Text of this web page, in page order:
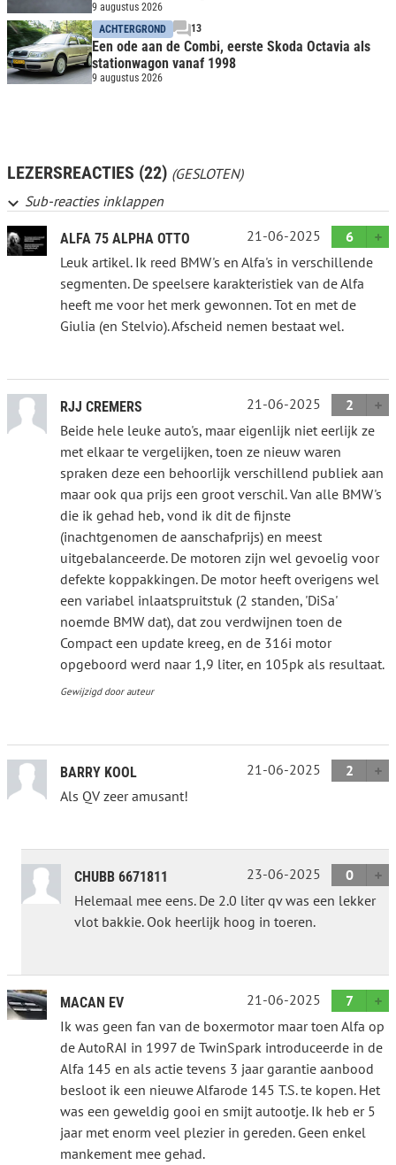
9 augustus 2026
ACHTERGROND
13
Een ode aan de Combi, eerste Skoda Octavia als
stationwagon vanaf 1998
9 augustus 2026
LEZERSREACTIES (22) (GESLOTEN)
Sub-reacties inklappen
ALFA 75 ALPHA OTTO 21-06-2025
6
Leuk artikel. Ik reed BMW's en Alfa's in verschillende
segmenten. De speelsere karakteristiek van de Alfa
heeft me voor het merk gewonnen. Tot en met de
Giulia (en Stelvio). Afscheid nemen bestaat wel.
RJJ CREMERS 21-06-2025
2
Beide hele leuke auto's, maar eigenlijk niet eerlijk ze
met elkaar te vergelijken, toen ze nieuw waren
spraken deze een behoorlijk verschillend publiek aan
maar ook qua prijs een groot verschil. Van alle BMW's
die ik gehad heb, vond ik dit de fijnste
(inachtgenomen de aanschafprijs) en meest
uitgebalanceerde. De motoren zijn wel gevoelig voor
defekte koppakkingen. De motor heeft overigens wel
een variabel inlaatspruitstuk (2 standen, 'DiSa'
noemde BMW dat), dat zou verdwijnen toen de
Compact een update kreeg, en de 316i motor
opgeboord werd naar 1,9 liter, en 105pk als resultaat.
Gewijzigd door auteur
BARRY KOOL 21-06-2025
2
Als QV zeer amusant!
CHUBB 6671811 23-06-2025
0
Helemaal mee eens. De 2.0 liter qv was een lekker
vlot bakkie. Ook heerlijk hoog in toeren.
MACAN EV 21-06-2025
7
Ik was geen fan van de boxermotor maar toen Alfa op
de AutoRAI in 1997 de TwinSpark introduceerde in de
Alfa 145 en als actie tevens 3 jaar garantie aanbood
besloot ik een nieuwe Alfarode 145 T.S. te kopen. Het
was een geweldig gooi en smijt autootje. Ik heb er 5
jaar met enorm veel plezier in gereden. Geen enkel
mankement mee gehad.